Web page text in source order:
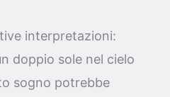
interpretazioni:
doppio sole nel cielo
sogno potrebbe